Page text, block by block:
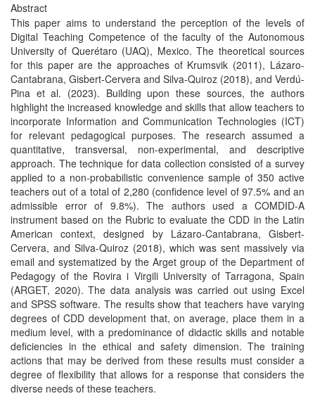
Abstract
This paper aims to understand the perception of the levels of
Digital Teaching Competence of the faculty of the Autonomous
University of Querétaro (UAQ), Mexico. The theoretical sources
for this paper are the approaches of Krumsvik (2011), Lázaro-
Cantabrana, Gisbert-Cervera and Silva-Quiroz (2018), and Verdú-
Pina et al. (2023). Building upon these sources, the authors
highlight the increased knowledge and skills that allow teachers to
incorporate Information and Communication Technologies (ICT)
for relevant pedagogical purposes. The research assumed a
quantitative, transversal, non-experimental, and descriptive
approach. The technique for data collection consisted of a survey
applied to a non-probabilistic convenience sample of 350 active
teachers out of a total of 2,280 (confidence level of 97.5% and an
admissible error of 9.8%). The authors used a COMDID-A
instrument based on the Rubric to evaluate the CDD in the Latin
American context, designed by Lázaro-Cantabrana, Gisbert-
Cervera, and Silva-Quiroz (2018), which was sent massively via
email and systematized by the Arget group of the Department of
Pedagogy of the Rovira i Virgili University of Tarragona, Spain
(ARGET, 2020). The data analysis was carried out using Excel
and SPSS software. The results show that teachers have varying
degrees of CDD development that, on average, place them in a
medium level, with a predominance of didactic skills and notable
deficiencies in the ethical and safety dimension. The training
actions that may be derived from these results must consider a
degree of flexibility that allows for a response that considers the
diverse needs of these teachers.